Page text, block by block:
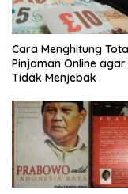
Cara Menghitung
Pinjaman Online agar
Tidak Menjebak